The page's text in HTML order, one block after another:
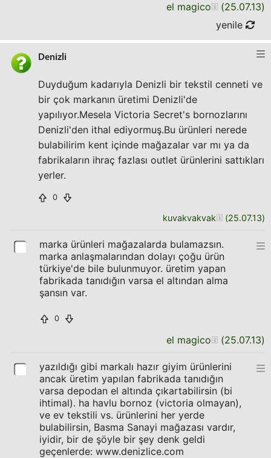
el magico (25.07.13)
yenile
Denizli
Duyduğum kadarıyla Denizli bir tekstil cenneti ve
bir çok markanın üretimi Denizli'de
yapılıyor.Mesela Victoria Secret's bornozlarını
Denizli'den ithal ediyormuş.Bu ürünleri nerede
bulabilirim kent içinde mağazalar var mı ya da
fabrikaların ihraç fazlası outlet ürünlerini sattıkları
yerler.
0
kuvakvakvak (25.07.13)
marka ürünleri mağazalarda bulamazsın.
marka anlaşmalarından dolayı çoğu ürün
türkiye'de bile bulunmuyor. üretim yapan
fabrikada tanıdığın varsa el altından alma
şansın var.
0
el magico (25.07.13)
yazıldığı gibi markalı hazır giyim ürünlerini
ancak üretim yapılan fabrikada tanıdığın
varsa depodan el altında çıkartabilirsin (bi
ihtimal). ha havlu bornoz (victoria olmayan),
ve ev tekstili vs. ürünlerini her yerde
bulabilirsin, Basma Sanayi mağazası vardır,
iyidir, bir de şöyle bir şey denk geldi
geçenlerde: www.denizlice.com